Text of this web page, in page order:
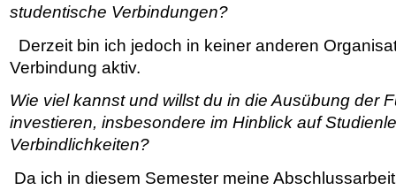
studentische Verbindungen?
Derzeit bin ich jedoch in keiner anderen
Verbindung aktiv.
Wie viel kannst und willst du in die Ausübung der
investieren, insbesondere im Hinblick auf
Verbindlichkeiten?
Da ich in diesem Semester meine